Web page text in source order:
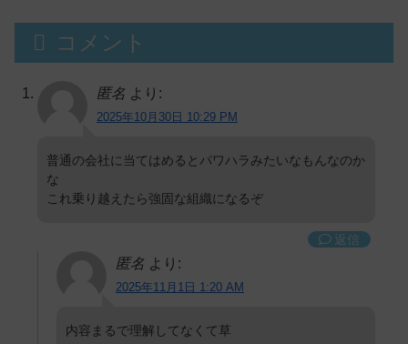
コメント
匿名 より:
2025年10月30日 10:29 PM
普通の会社に当てはめるとパワハラみたいなもんなのか
な
これ乗り越えたら強固な組織になるぞ
返信
匿名 より:
2025年11月1日 1:20 AM
内容まるで理解してなくて草